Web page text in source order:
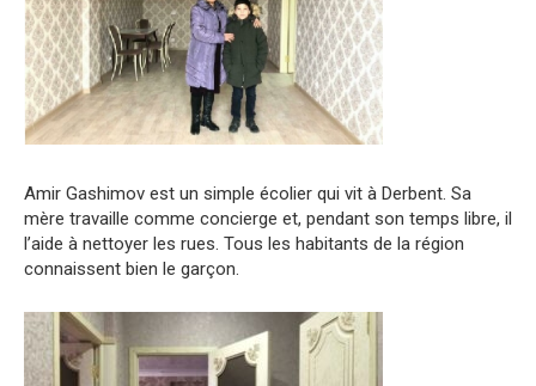
Amir Gashimov est un simple écolier qui vit à Derbent. Sa
mère travaille comme concierge et, pendant son temps libre, il
l’aide à nettoyer les rues. Tous les habitants de la région
connaissent bien le garçon.